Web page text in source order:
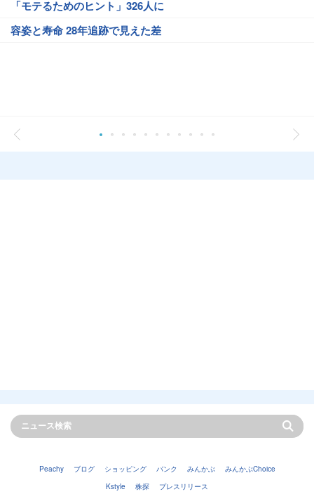
「モテるためのヒント」326人に
容姿と寿命 28年追跡で見えた差
Peachy ブログ ショッピング バンク みんかぶ
みんかぶChoice
Kstyle
株探 プレスリリース